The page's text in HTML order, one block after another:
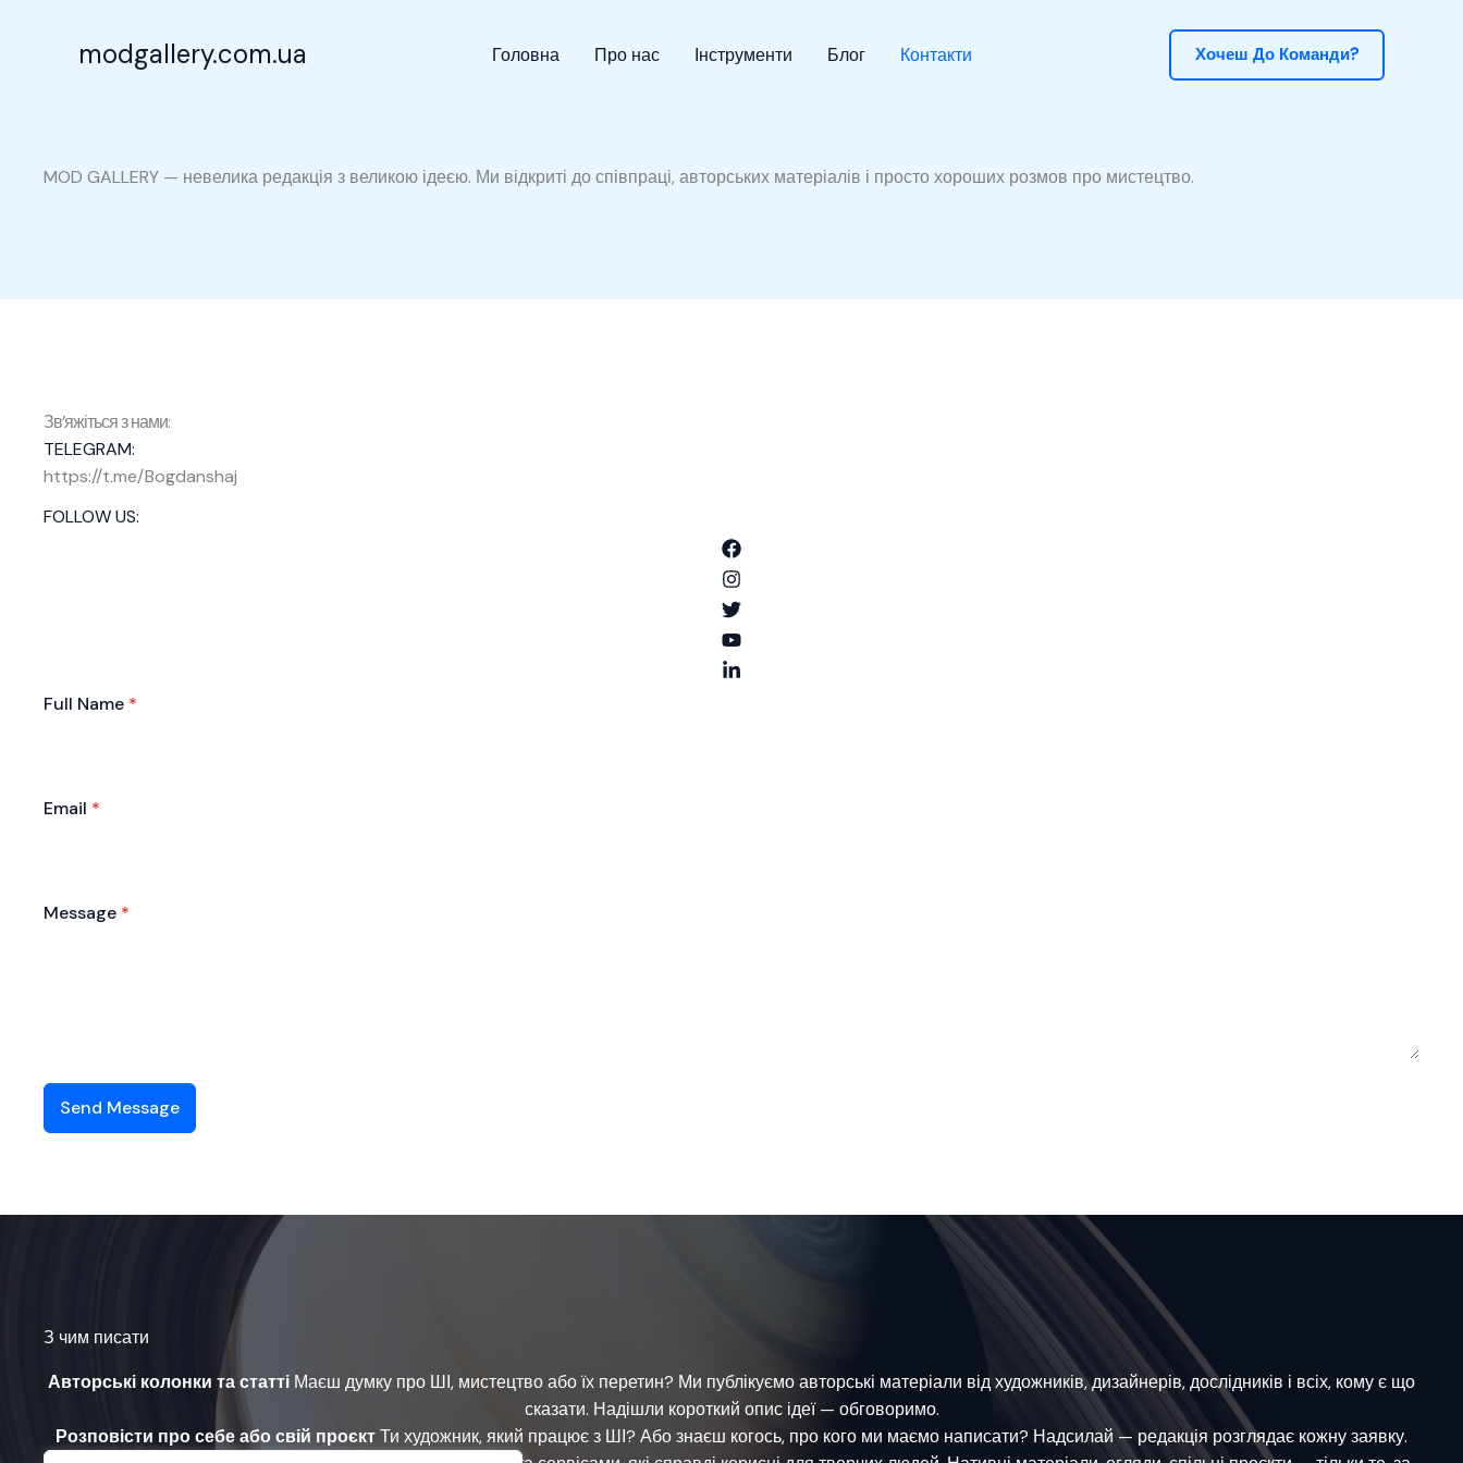
modgallery.com.ua Головна Про нас Інструменти Блог Контакти Хочеш До Команди?
MOD GALLERY — невелика редакція з великою ідеєю. Ми відкриті до співпраці, авторських матеріалів і просто хороших розмов про мистецтво.
Зв’яжіться з нами:
TELEGRAM:
https://t.me/Bogdanshaj
FOLLOW US:
Full Name *
Email *
Message *
Send Message
З чим писати
Авторські колонки та статті Маєш думку про ШІ, мистецтво або їх перетин? Ми публікуємо авторські матеріали від художників, дизайнерів, дослідників і всіх, кому є що
сказати. Надішли короткий опис ідеї — обговоримо.
Розповісти про себе або свій проєктТи художник, який працює з ШІ? Або знаєш когось, про кого ми маємо написати? Надсилай — редакція розглядає кожну заявку.